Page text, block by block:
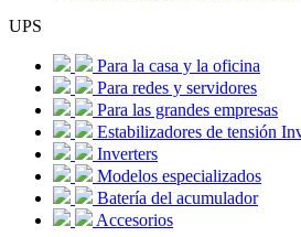
UPS
Para la casa y la oficina
Para redes y servidores
Para las grandes empresas
Estabilizadores de tensión
Inverters
Modelos especializados
Batería del acumulador
Accesorios